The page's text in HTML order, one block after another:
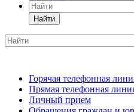
Найти
Горячая телефонная
Прямая телефонная
Личный прием